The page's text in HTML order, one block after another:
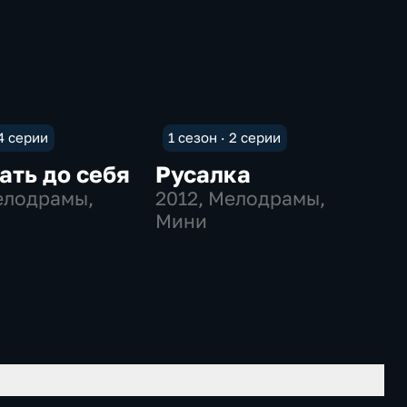
серии
до себя
1 сезон · 2 серии
Русалка
2012, Мелодрамы,
Мини